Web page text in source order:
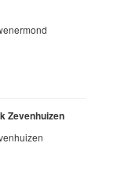
Zevenhuizen